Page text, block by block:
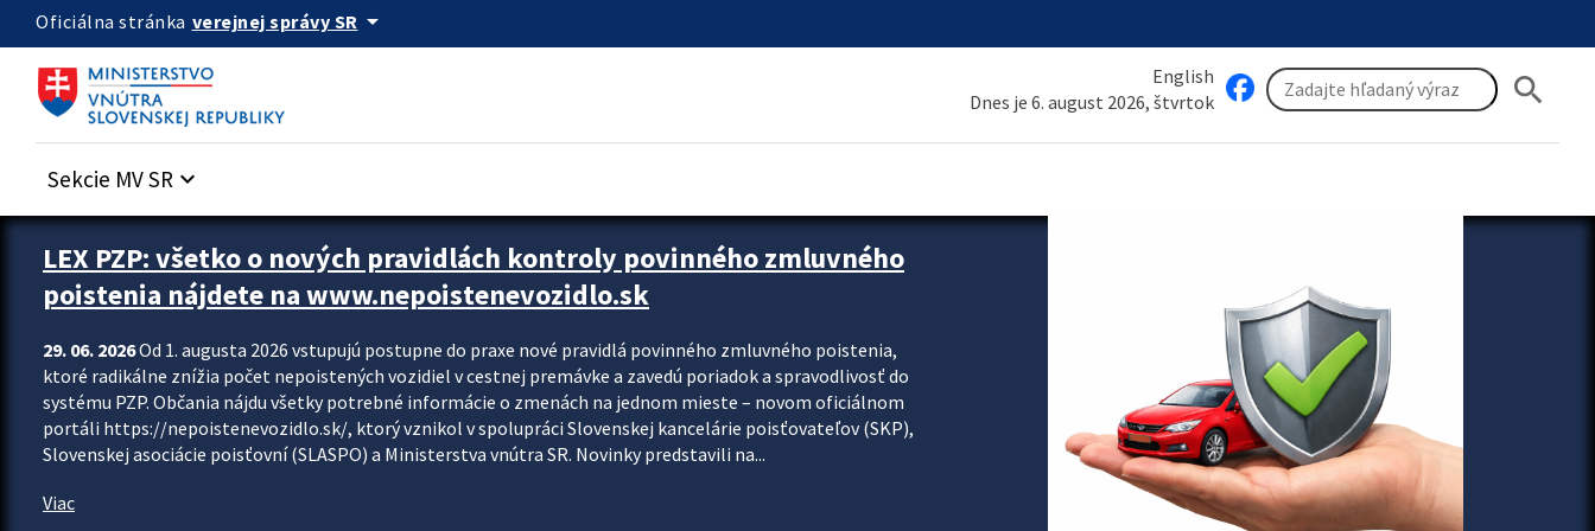
Preskocit na hlavný obsah
Oficiálna stránka verejnej správy SR arrow_drop_down
English
Dnes je 6. august 2026, štvrtok
search
Sekcie MV SR keyboard_arrow_down
Zastavit automatický posun upútavok
LEX PZP: všetko o nových pravidlách kontroly povinného zmluvného
poistenia nájdete na www.nepoistenevozidlo.sk
29. 06. 2026Od 1. augusta 2026 vstupujú postupne do praxe nové pravidlá povinného zmluvného poistenia,
ktoré radikálne znížia počet nepoistených vozidiel v cestnej premávke a zavedú poriadok a spravodlivosť do
systému PZP. Občania nájdu všetky potrebné informácie o zmenách na jednom mieste – novom oficiálnom
portáli https://nepoistenevozidlo.sk/, ktorý vznikol v spolupráci Slovenskej kancelárie poisťovateľov (SKP),
Slovenskej asociácie poisťovní (SLASPO) a Ministerstva vnútra SR. Novinky predstavili na...
Viac